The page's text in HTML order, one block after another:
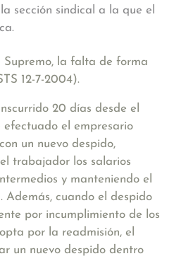
sección sindical a la que el
Supremo, la falta de forma
12-7-2004).
20 días desde el
el empresario
un nuevo despido,
trabajador los salarios
y manteniendo el
Además, cuando el despido
por incumplimiento de los
por la readmisión, el
un nuevo despido dentro